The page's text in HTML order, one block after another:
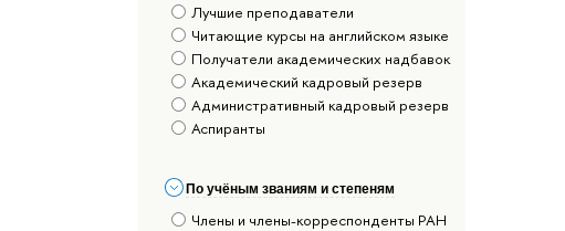
Лучшие преподаватели
Читающие курсы на английском языке
Получатели академических надбавок
Академический кадровый резерв
Административный кадровый резерв
Аспиранты
По учёным званиям и степеням
Члены и члены-корреспонденты РАН